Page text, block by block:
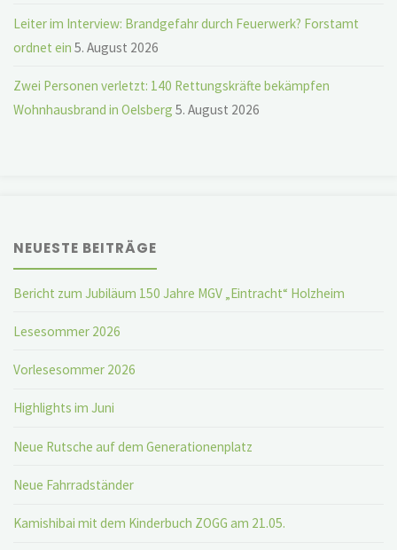
Leiter im Interview: Brandgefahr durch Feuerwerk? Forstamt
ordnet ein 5. August 2026
Zwei Personen verletzt: 140 Rettungskräfte bekämpfen
Wohnhausbrand in Oelsberg 5. August 2026
NEUESTE BEITRÄGE
Bericht zum Jubiläum 150 Jahre MGV „Eintracht“ Holzheim
Lesesommer 2026
Vorlesesommer 2026
Highlights im Juni
Neue Rutsche auf dem Generationenplatz
Neue Fahrradständer
Kamishibai mit dem Kinderbuch ZOGG am 21.05.